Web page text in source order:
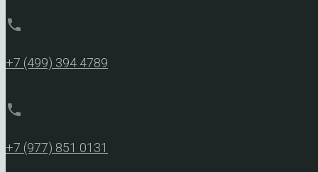
phone
+7 (499) 394 4789
phone
+7 (977) 851 0131